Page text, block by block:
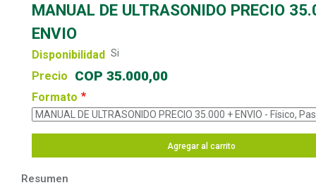
MANUAL DE ULTRASONIDO PRECIO
ENVIO
Existencias10
Disponibilidad Si
Precio COP 35.000,00
Formato
Agregar al carrito
Resumen